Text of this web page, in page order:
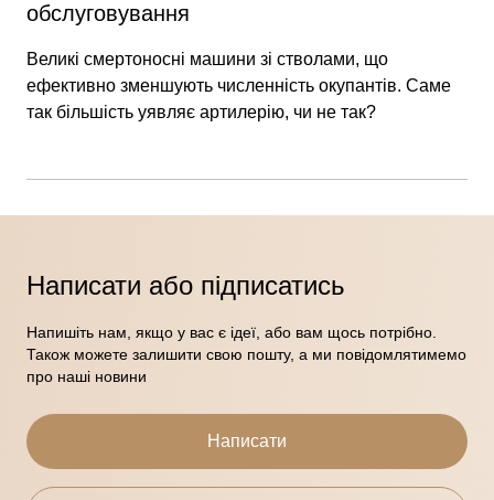
обслуговування
Великі смертоносні машини зі стволами, що
ефективно зменшують численність окупантів. Саме
так більшість уявляє артилерію, чи не так?
Написати або підписатись
Напишіть нам, якщо у вас є ідеї, або вам щось потрібно.
Також можете залишити свою пошту, а ми повідомлятимемо
про наші новини
Написати